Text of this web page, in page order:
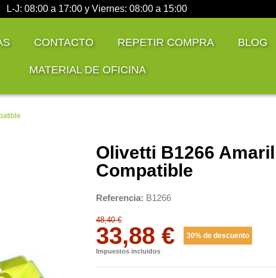
L-J: 08:00 a 17:00 y Viernes: 08:00 a 15:00
CONTACTO REPETIR COMPRA BLOG
MATERIAL DE OFICINA
Olivetti B1266
Compatible
Referencia B1266
48,40 €
33,88 € 30% de descuento
Impuestos incluidos